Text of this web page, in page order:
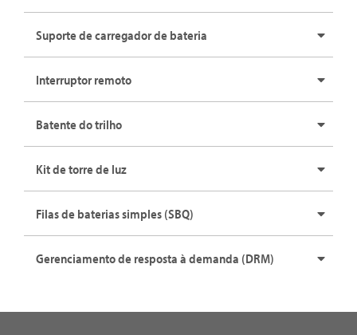
Suporte de carregador de bateria
Interruptor remoto
Batente do trilho
Kit de torre de luz
Filas de baterias simples (SBQ)
Gerenciamento de resposta à demanda (DRM)